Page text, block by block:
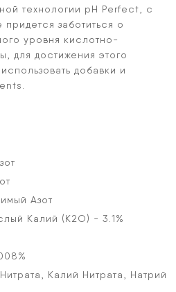
технологии pH Perfect, с
заботиться о
уровня кислотно-
для достижения этого
добавки и
Азот
Калий (K2O) - 3.1%
Калий Нитрата, Натрий